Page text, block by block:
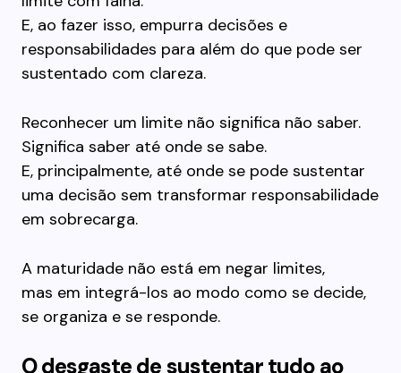
E, ao fazer isso, empurra decisões e
responsabilidades para além do que pode ser
sustentado com clareza.
Reconhecer um limite não significa não saber.
Significa saber até onde se sabe.
E, principalmente, até onde se pode sustentar
uma decisão sem transformar responsabilidade
em sobrecarga.
A maturidade não está em negar limites,
mas em integrá-los ao modo como se decide,
se organiza e se responde.
O desgaste de sustentar tudo ao